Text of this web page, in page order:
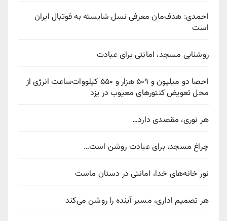
احمدی: هدف‌مان معرفی نسل شایسته به فوتبال ایران
است
روشنایی مسجد، امانتی برای عبادت
احصا دو میلیون و ۵۰۹ هزار و ۵۵۰ کیلووات‌ساعت انرژی از
محل تعویض کنتورهای معیوب در یزد
هر نوری، مقصدی دارد…
چراغ مسجد، برای عبادت روشن است…
نور خانه‌های خدا، امانتی در دستان ماست
هر تصمیم اداری، مسیر آینده را روشن می‌کند